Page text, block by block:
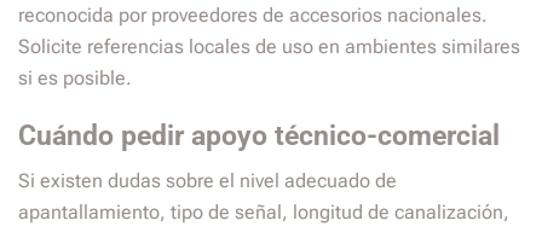
reconocida por proveedores de accesorios nacionales.
Solicite referencias locales de uso en ambientes similares
si es posible.
Cuándo pedir apoyo técnico-comercial
Si existen dudas sobre el nivel adecuado de
apantallamiento, tipo de señal, longitud de canalización,